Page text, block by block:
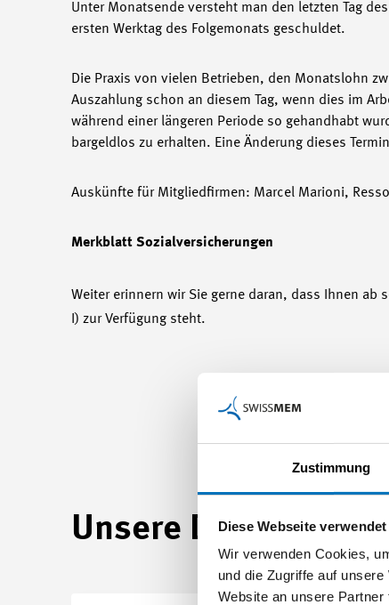
Zustimmung
Diese Webseite
Wir verwenden Cookies,
und die Zugriffe auf
Website an unsere
Unter Monatsende versteht man den letzten Tag
ersten Werktag des Folgemonats geschuldet.
Die Praxis von vielen Betrieben, den Monatslohn
Auszahlung schon an diesem Tag, wenn dies im
während einer längeren Periode so gehandhabt
bargeldlos zu erhalten. Eine Änderung dieses
Auskünfte für Mitgliedfirmen: Marcel Marioni,
Merkblatt Sozialversicherungen
Weiter erinnern wir Sie gerne daran, dass Ihnen ab
I) zur Verfügung steht.
Unsere